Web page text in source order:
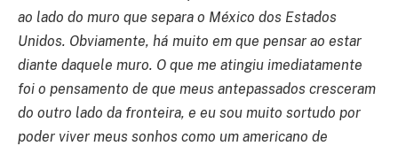
ao lado do muro que separa o México dos Estados
Unidos. Obviamente, há muito em que pensar ao estar
diante daquele muro. O que me atingiu imediatamente
foi o pensamento de que meus antepassados cresceram
do outro lado da fronteira, e eu sou muito sortudo por
poder viver meus sonhos como um americano de